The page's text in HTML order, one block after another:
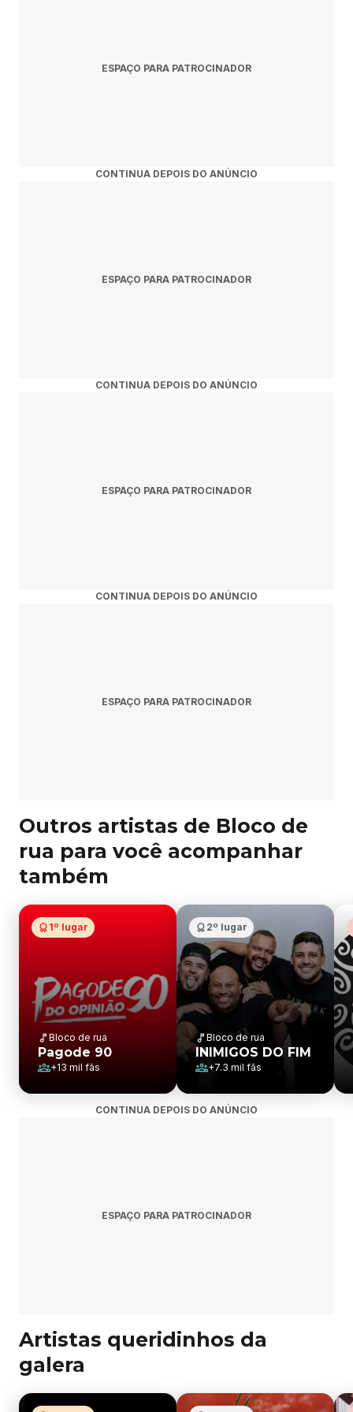
ESPAÇO PARA PATROCINADOR
CONTINUA DEPOIS DO ANÚNCIO
ESPAÇO PARA PATROCINADOR
CONTINUA DEPOIS DO ANÚNCIO
ESPAÇO PARA PATROCINADOR
CONTINUA DEPOIS DO ANÚNCIO
ESPAÇO PARA PATROCINADOR
Outros artistas de Bloco de
rua para você acompanhar
também
1º lugar
Bloco de rua
Pagode 90
+13 mil fãs
2º lugar
Bloco de rua
INIMIGOS DO FIM
+7.3 mil fãs
CONTINUA DEPOIS DO ANÚNCIO
ESPAÇO PARA PATROCINADOR
Artistas queridinhos da
galera